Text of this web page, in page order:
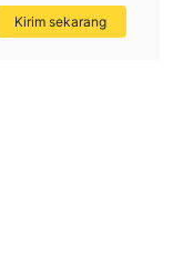
Kirim sekarang